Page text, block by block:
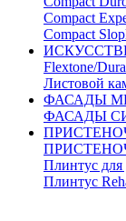
Compact
Compact
Flextone/
Листовой
ФАСАДЫ
ФАСАДЫ
Плинтус
Плинтус